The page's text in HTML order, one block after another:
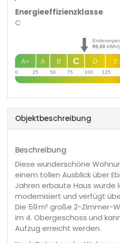
Energie­effizienz­klasse
C
0 25 50 75 100 125
E
D
B
A
A+ C
99,00 kWh/
Objekt­beschreibung
Beschreibung
Diese wunderschöne
einem tollen Ausblick über
Jahren erbaute Haus wurde
modernisiert und verfügt
Die 59 m² große 2-Zimmer-
im 4. Obergeschoss und
Aufzug erreicht werden.